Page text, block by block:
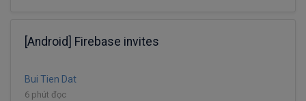
[Android] Firebase invites
Bui Tien Dat
6 phút đọc